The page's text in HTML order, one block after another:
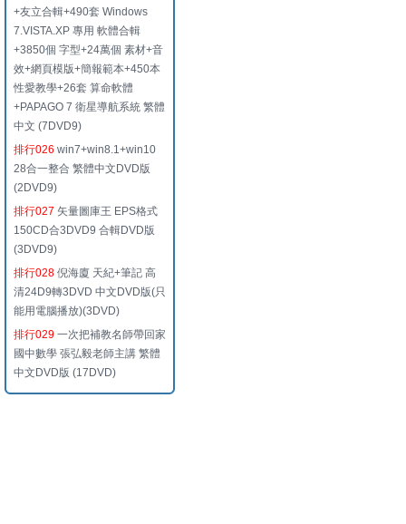
+友立合輯+490套 Windows
7.VISTA.XP 專用 軟體合輯
+3850個 字型+24萬個 素材+音
效+網頁模版+簡報範本+450本
性愛教學+26套 算命軟體
+PAPAGO 7 衛星導航系統 繁體
中文 (7DVD9)
排行026 win7+win8.1+win10
28合一整合 繁體中文DVD版
(2DVD9)
排行027 矢量圖庫王 EPS格式
150CD合3DVD9 合輯DVD版
(3DVD9)
排行028 倪海廈 天紀+筆記 高
清24D9轉3DVD 中文DVD版(只
能用電腦播放)(3DVD)
排行029 一次把補教名師帶回家
國中數學 張弘毅老師主講 繁體
中文DVD版 (17DVD)